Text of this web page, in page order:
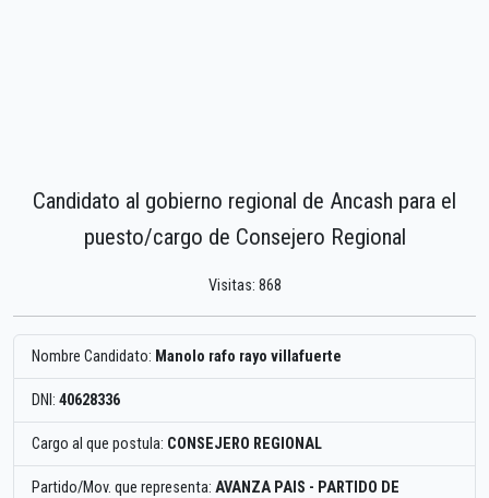
Candidato al gobierno regional de Ancash para el
puesto/cargo de Consejero Regional
Visitas: 868
Nombre Candidato: Manolo rafo rayo villafuerte
DNI: 40628336
Cargo al que postula: CONSEJERO REGIONAL
Partido/Mov. que representa: AVANZA PAIS - PARTIDO DE